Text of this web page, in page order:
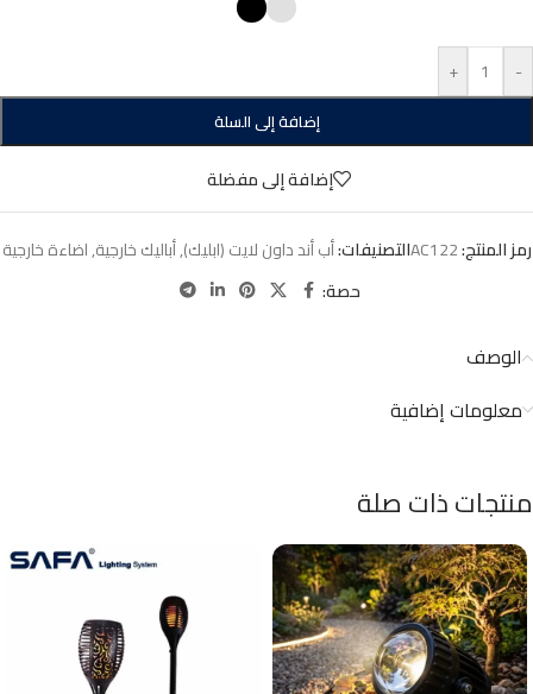
-
+
إضافة إلى السلة
إضافة إلى مفضلة
رمز المنتج:AC122التصنيفات:أب أند داون لايت (ابليك),أباليك خارجية,اضاءة خارجية
حصة:
الوصف
معلومات إضافية
منتجات ذات صلة